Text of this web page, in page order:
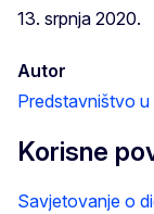
13. srpnja 2020.
Autor
Predstavništvo
Korisne
Savjetovanje o